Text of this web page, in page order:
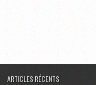
ARTICLES RÉCENTS